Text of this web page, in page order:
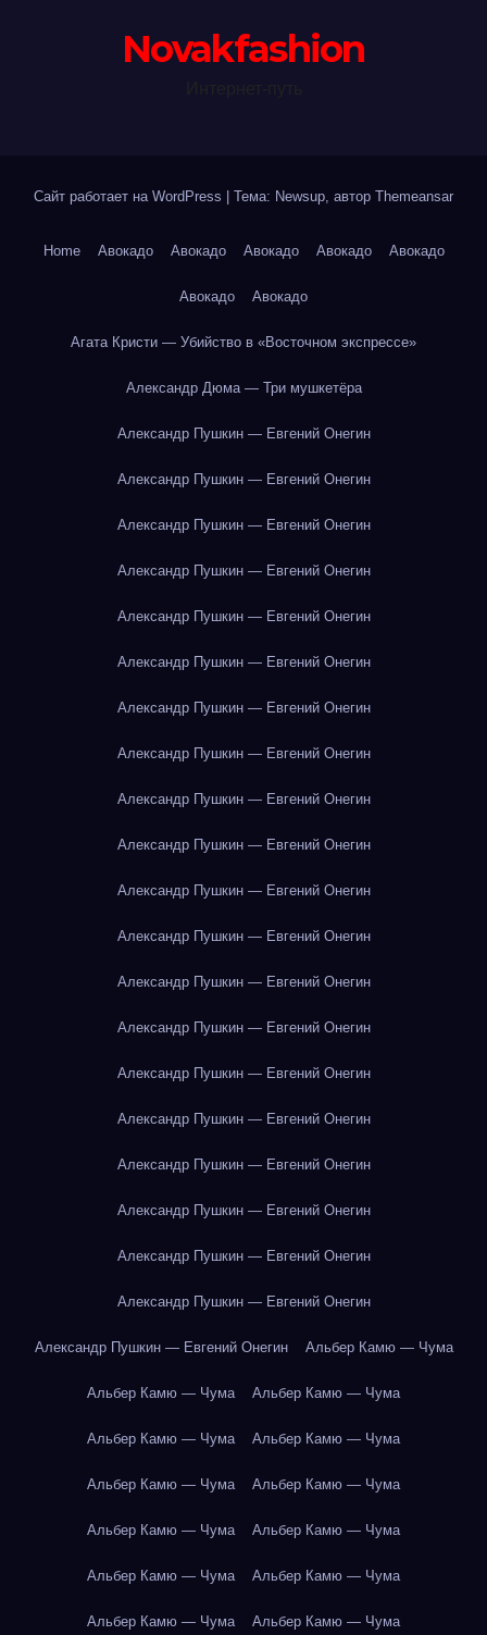
Novakfashion
Сайт работает на WordPress Тема: Newsup, автор Themeansar
Home Авокадо Авокадо Авокадо Авокадо Авокадо
Авокадо Авокадо
Агата Кристи — Убийство в «Восточном экспрессе»
Александр Дюма — Три мушкетёра
Александр Пушкин — Евгений Онегин
Александр Пушкин — Евгений Онегин
Александр Пушкин — Евгений Онегин
Александр Пушкин — Евгений Онегин
Александр Пушкин — Евгений Онегин
Александр Пушкин — Евгений Онегин
Александр Пушкин — Евгений Онегин
Александр Пушкин — Евгений Онегин
Александр Пушкин — Евгений Онегин
Александр Пушкин — Евгений Онегин
Александр Пушкин — Евгений Онегин
Александр Пушкин — Евгений Онегин
Александр Пушкин — Евгений Онегин
Александр Пушкин — Евгений Онегин
Александр Пушкин — Евгений Онегин
Александр Пушкин — Евгений Онегин
Александр Пушкин — Евгений Онегин
Александр Пушкин — Евгений Онегин
Александр Пушкин — Евгений Онегин
Александр Пушкин — Евгений Онегин
Александр Пушкин — Евгений Онегин Альбер Камю — Чума
Альбер Камю — Чума Альбер Камю — Чума
Альбер Камю — Чума Альбер Камю — Чума
Альбер Камю — Чума Альбер Камю — Чума
Альбер Камю — Чума Альбер Камю — Чума
Альбер Камю — Чума Альбер Камю — Чума
Альбер Камю — Чума Альбер Камю — Чума